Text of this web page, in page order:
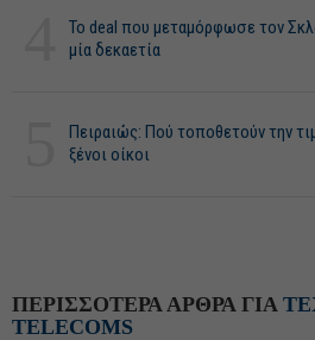
Το deal που μεταμόρφωσε τον
μία δεκαετία
Πειραιώς: Πού τοποθετούν την
ξένοι οίκοι
ΠΕΡΙΣΣΟΤΕΡΑ ΑΡΘΡΑ ΓΙΑ
TELECOMS